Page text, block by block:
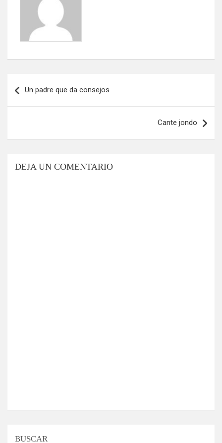
de
Un padre que da consejos
Cante jondo
DEJA UN COMENTARIO
BUSCAR